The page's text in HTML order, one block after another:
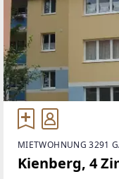
MIETWOHNUNG 3291
Kienberg, 4